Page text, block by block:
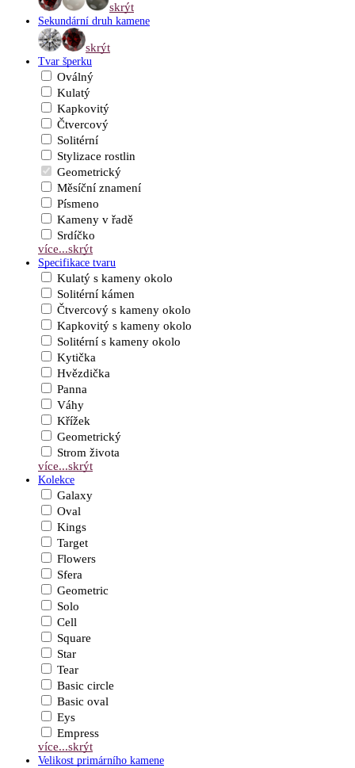
skrýt
Sekundární druh kamene
skrýt
Tvar šperku
Oválný
Kulatý
Kapkovitý
Čtvercový
Solitérní
Stylizace rostlin
Geometrický
Měsíční znamení
Písmeno
Kameny v řadě
Srdíčko
více...skrýt
Specifikace tvaru
Kulatý s kameny okolo
Solitérní kámen
Čtvercový s kameny okolo
Kapkovitý s kameny okolo
Solitérní s kameny okolo
Kytička
Hvězdička
Panna
Váhy
Křížek
Geometrický
Strom života
více...skrýt
Kolekce
Galaxy
Oval
Kings
Target
Flowers
Sfera
Geometric
Solo
Cell
Square
Star
Tear
Basic circle
Basic oval
Eys
Empress
více...skrýt
Velikost primárního kamene